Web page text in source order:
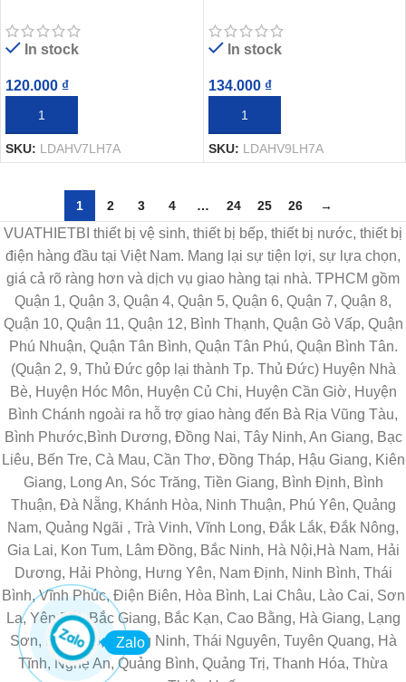
In stock
120.000 ₫
THÊM VÀO GIỎ HÀNG
SKU: LDAHV7LH7A
In stock
134.000 ₫
THÊM VÀO GIỎ HÀNG
SKU: LDAHV9LH7A
1 2 3 4 … 24 25 26 →
VUATHIETBI thiết bị vệ sinh, thiết bị bếp, thiết bị nước, thiết bị
điện hàng đầu tại Việt Nam. Mang lại sự tiện lợi, sự lựa chọn,
giá cả rõ ràng hơn và dịch vụ giao hàng tại nhà. TPHCM gồm
Quận 1, Quận 3, Quận 4, Quận 5, Quận 6, Quận 7, Quận 8,
Quận 10, Quận 11, Quận 12, Bình Thạnh, Quận Gò Vấp, Quận
Phú Nhuận, Quận Tân Bình, Quận Tân Phú, Quận Bình Tân.
(Quận 2, 9, Thủ Đức gộp lại thành Tp. Thủ Đức) Huyện Nhà
Bè, Huyện Hóc Môn, Huyện Củ Chi, Huyện Cần Giờ, Huyện
Bình Chánh ngoài ra hỗ trợ giao hàng đến Bà Rịa Vũng Tàu,
Bình Phước,Bình Dương, Đồng Nai, Tây Ninh, An Giang, Bạc
Liêu, Bến Tre, Cà Mau, Cần Thơ, Đồng Tháp, Hậu Giang, Kiên
Giang, Long An, Sóc Trăng, Tiền Giang, Bình Định, Bình
Thuận, Đà Nẵng, Khánh Hòa, Ninh Thuận, Phú Yên, Quảng
Nam, Quảng Ngãi , Trà Vinh, Vĩnh Long, Đắk Lắk, Đắk Nông,
Gia Lai, Kon Tum, Lâm Đồng, Bắc Ninh, Hà Nội,Hà Nam, Hải
Dương, Hải Phòng, Hưng Yên, Nam Định, Ninh Bình, Thái
Bình, Vĩnh Phúc, Điện Biên, Hòa Bình, Lai Châu, Lào Cai, Sơn
La, Yên Bái, Bắc Giang, Bắc Kạn, Cao Bằng, Hà Giang, Lạng
Sơn, Phú Thọ, Quảng Ninh, Thái Nguyên, Tuyên Quang, Hà
Tĩnh, Nghệ An, Quảng Bình, Quảng Trị, Thanh Hóa, Thừa
Zalo